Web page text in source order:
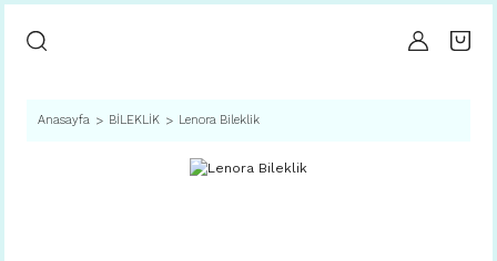
Anasayfa BİLEKLİK Lenora Bileklik